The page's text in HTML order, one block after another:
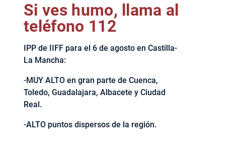
Si ves humo, llama al
teléfono 112
IPP de IIFF para el 6 de agosto en Castilla-
La Mancha:
-MUY ALTO en gran parte de Cuenca,
Toledo, Guadalajara, Albacete y Ciudad
Real.
-ALTO puntos dispersos de la región.